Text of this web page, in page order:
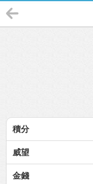
積分
威望
金錢